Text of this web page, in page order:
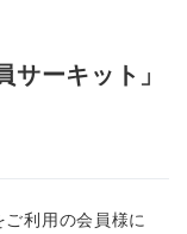
ーキット」
利用の会員様に